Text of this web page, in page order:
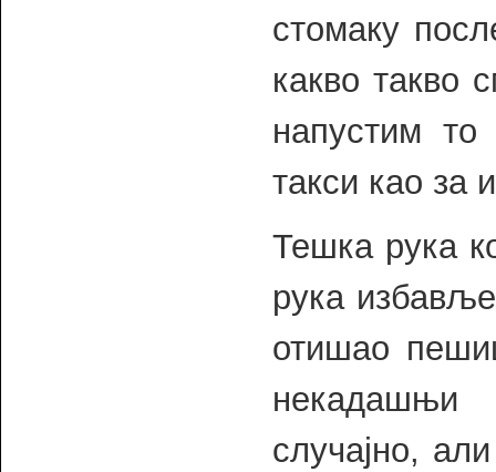
стомаку
какво такво
напустим
такси као за
Тешка рука
рука
отишао
некадашњи
случајно,